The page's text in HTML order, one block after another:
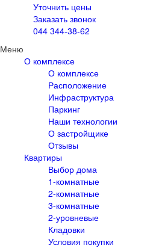
Уточнить цены
Заказать звонок
044 344-38-62
Меню
О комплексе
О комплексе
Расположение
Инфраструктура
Паркинг
Наши технологии
О застройщике
Отзывы
Квартиры
Выбор дома
1-комнатные
2-комнатные
3-комнатные
2-уровневые
Кладовки
Условия покупки